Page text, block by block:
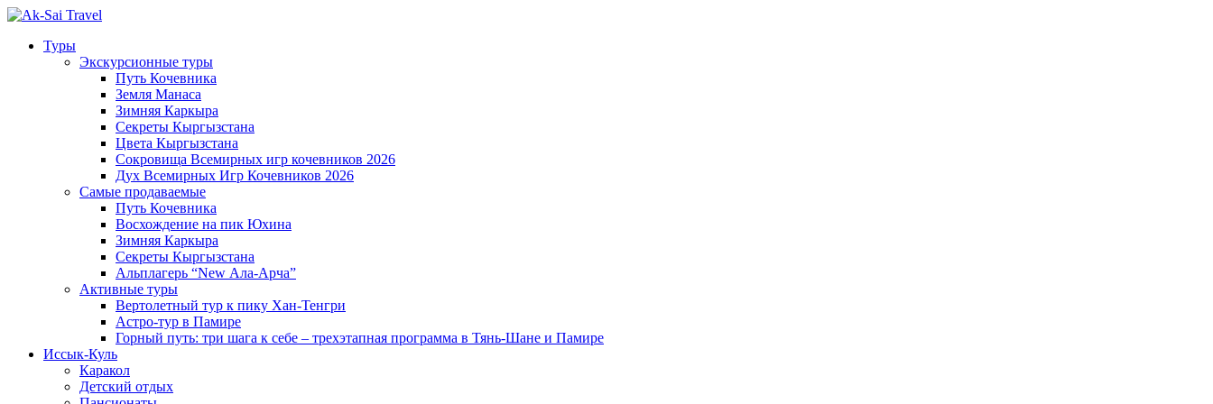
Туры
Экскурсионные туры
Путь Кочевника
Земля Манаса
Зимняя Каркыра
Секреты Кыргызстана
Цвета Кыргызстана
Сокровища Всемирных игр кочевников 2026
Дух Всемирных Игр Кочевников 2026
Самые продаваемые
Путь Кочевника
Восхождение на пик Юхина
Зимняя Каркыра
Секреты Кыргызстана
Альплагерь “New Ала-Арча”
Активные туры
Вертолетный тур к пику Хан-Тенгри
Астро-тур в Памире
Горный путь: три шага к себе – трехэтапная программа в Тянь-Шане и Памире
Иссык-Куль
Каракол
Детский отдых